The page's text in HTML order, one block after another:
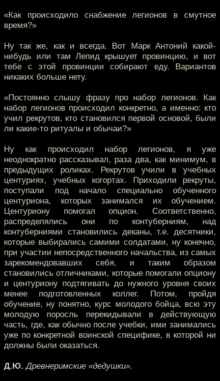
«Как происходило снабжение легионов в смутное
время?»
Ну так же, как и всегда. Вот Марк Антоний какой-
нибудь или там Лепид крышует провинцию, и вот
тебе с этой провинции собирают еду. Вариантов
никаких больше нету.
«Постоянно слышу фразу про набор легионов. Как
набор легионов происходил конкретно, а именно: кто
учил рекрутов, кто становился первой основой, были
ли какие-то ритуалы и обычаи?»
Ну как происходил набор легионов, я уже
неоднократно рассказывал, раза два, как минимум, в
предыдущих роликах. Рекрутов учили в учебных
центуриях, учебных когортах. Приходили рекруты,
поступали под начало специально обученного
центуриона, которых занимался их обучением.
Центуриону помогал опцион. Соответственно,
распределялись они по контуберниям, над
контуберниями становились деканы, т.е. десятники,
которые выбирались самими солдатами, ну конечно,
при участии непосредственного начальства, из самых
зарекомендовавших себя, и таким образом
становились отличниками, которые помогали опциону
и центуриону подтягивать до нужного уровня своих
менее подготовленных коллег. Потом, пройдя
обучение, ну понятно, курс молодого бойца, всю эту
молодую поросль перекидывали в действующую
часть, где, как обычно после учебки, ими занимались
уже по конкретной воинской специфике, в которой ни
должны были оказаться.
Д.Ю. Древнеримские «дедушки».